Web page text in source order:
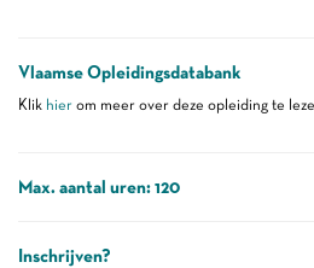
Vlaamse Opleidingsdatabank
Klik hier om meer over deze opleiding te
Max. aantal uren: 120
Inschrijven?